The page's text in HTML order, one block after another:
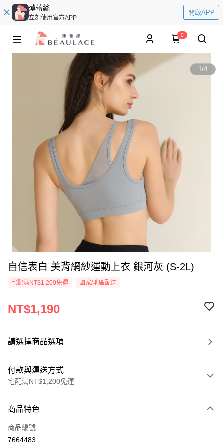
薄蕾絲
立刻使用官方APP
開啟APP
0
1/4
自信表白 美背網紗運動上衣 銀河灰 (S-2L)
宅配滿NT$1,200免運 國家/地區配送
NT$1,190
請選擇商品選項
付款與運送方式
宅配滿NT$1,200免運
信用卡一次付款
信用卡分期付款
商品特色
商品編號
7664483